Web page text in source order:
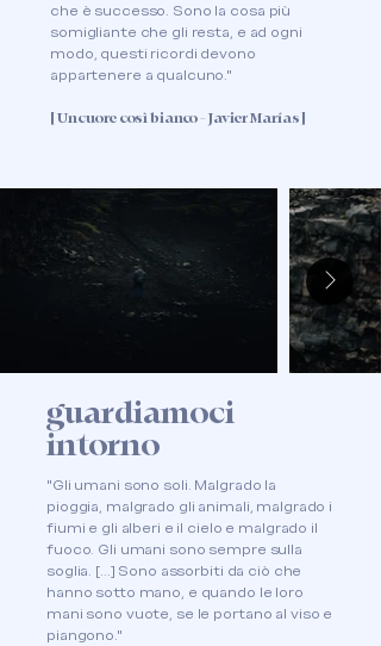
che è successo. Sono la cosa più
somigliante che gli resta, e ad ogni
modo, questi ricordi devono
appartenere a qualcuno."
[ Un cuore così bianco - Javier Marías ]
guardiamoci
intorno
"Gli umani sono soli. Malgrado la
pioggia, malgrado gli animali, malgrado i
fiumi e gli alberi e il cielo e malgrado il
fuoco. Gli umani sono sempre sulla
soglia. [...] Sono assorbiti da ciò che
hanno sotto mano, e quando le loro
mani sono vuote, se le portano al viso e
piangono."